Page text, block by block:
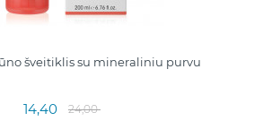
šveitiklis su mineraliniu purvu
14,40 24,00